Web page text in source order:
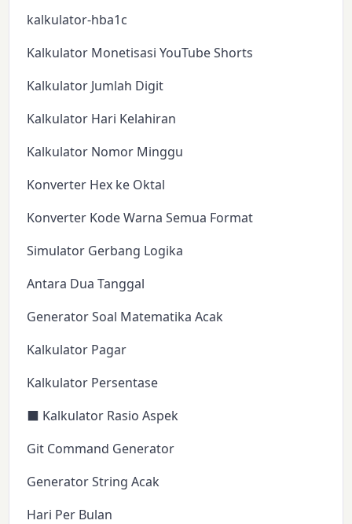
kalkulator-hba1c
Kalkulator Monetisasi YouTube Shorts
Kalkulator Jumlah Digit
Kalkulator Hari Kelahiran
Kalkulator Nomor Minggu
Konverter Hex ke Oktal
Konverter Kode Warna Semua Format
Simulator Gerbang Logika
Antara Dua Tanggal
Generator Soal Matematika Acak
Kalkulator Pagar
Kalkulator Persentase
⬛ Kalkulator Rasio Aspek
Git Command Generator
Generator String Acak
Hari Per Bulan